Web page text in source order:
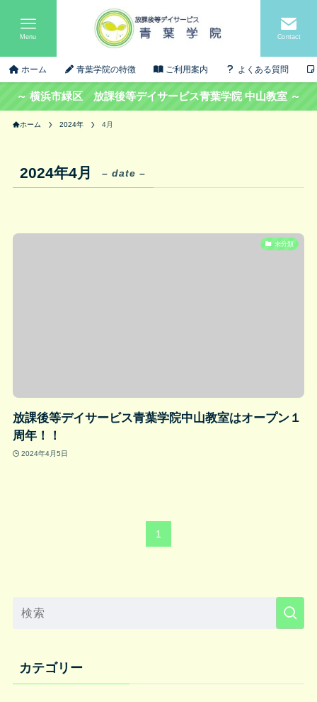
Contact
Menu
ホーム 青葉学院の特徴 ご利用案内 よくある質問
～ 横浜市緑区 放課後等デイサービス青葉学院 中山教室 ～
ホーム 2024年 4月
2024年4月 – date –
未分類
放課後等デイサービス青葉学院中山教室はオープン１
周年！！
2024年4月5日
1
カテゴリー